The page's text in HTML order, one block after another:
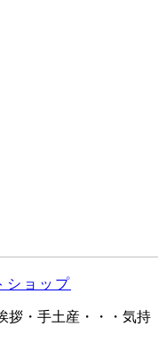
ショップ
拶・手土産・・・気持